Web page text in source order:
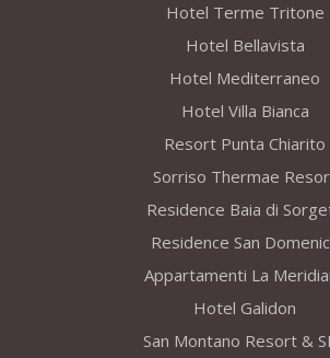
Hotel Terme Tritone
Hotel Bellavista
Hotel Mediterraneo
Hotel Villa Bianca
Resort Punta Chiarito
Sorriso Thermae
Residence Baia di
Residence San
Appartamenti La
Hotel Galidon
San Montano Resort &